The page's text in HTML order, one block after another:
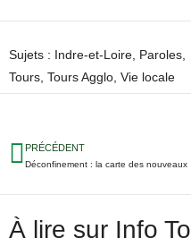
Sujets : Indre-et-Loire Paroles
Tours Tours Agglo Vie locale
PRÉCÉDENT
À lire sur Info